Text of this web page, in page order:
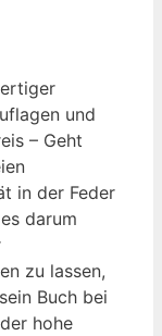
und
– Geht
in der Feder
darum
zu lassen,
Buch bei
hohe